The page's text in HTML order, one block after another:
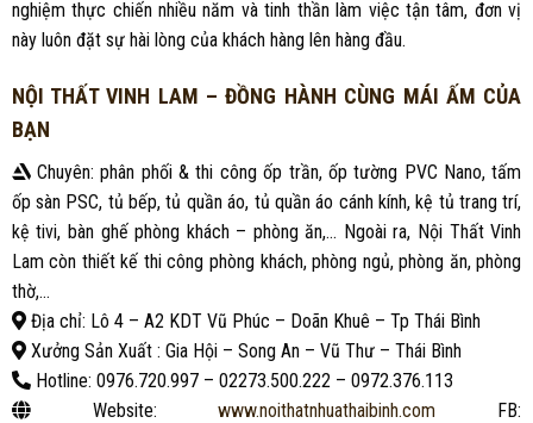
nghiệm thực chiến nhiều năm và tinh thần làm việc tận tâm, đơn vị
này luôn đặt sự hài lòng của khách hàng lên hàng đầu.
NỘI THẤT VINH LAM – ĐỒNG HÀNH CÙNG MÁI ẤM CỦA
BẠN
Chuyên: phân phối & thi công ốp trần, ốp tường PVC Nano, tấm
ốp sàn PSC, tủ bếp, tủ quần áo, tủ quần áo cánh kính, kệ tủ trang trí,
kệ tivi, bàn ghế phòng khách – phòng ăn,… Ngoài ra, Nội Thất Vinh
Lam còn thiết kế thi công phòng khách, phòng ngủ, phòng ăn, phòng
thờ,…
Địa chỉ: Lô 4 – A2 KDT Vũ Phúc – Doãn Khuê – Tp Thái Bình
Xưởng Sản Xuất : Gia Hội – Song An – Vũ Thư – Thái Bình
Hotline: 0976.720.997 – 02273.500.222 – 0972.376.113
Website:www.noithatnhuathaibinh.com FB: